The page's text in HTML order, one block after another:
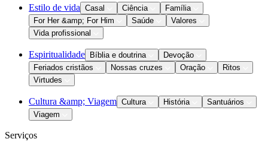
Estilo de vida Casal Ciência
Família
For Her &amp; For Him
Saúde
Valores
Vida profissional
Espiritualidade Bíblia e doutrina
Devoção
Feriados cristãos
Nossas cruzes Oração
Ritos
Virtudes
Cultura &amp; Viagem Cultura História
Santuários
Viagem
Serviços